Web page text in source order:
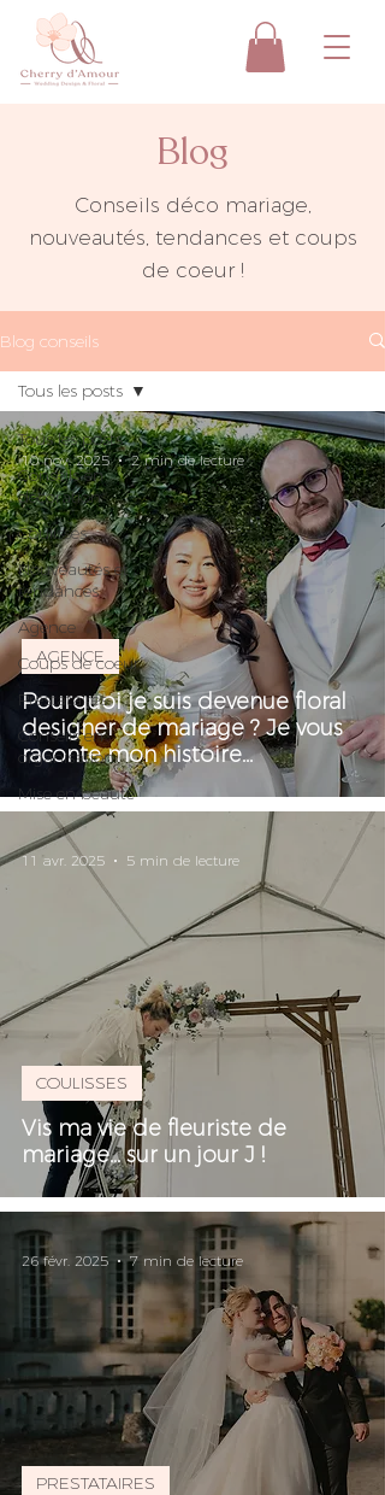
Blog
Conseils déco mariage,
nouveautés, tendances et coups
de coeur !
Blog conseils
Tous les posts
Conseils en
décoration
Coulisses
Nouveautés et
tendances
Agence
Coups de coeur
Prestataires
Conseils en
organisation
Mise en beauté
Tous les posts
Pourquoi je suis devenue floral
designer de mariage ? Je vous
raconte mon histoire...
AGENCE
10 nov. 2025 2 min de lecture
Vis ma vie de fleuriste de
mariage... sur un jour J !
COULISSES
11 avr. 2025 5 min de lecture
PRESTATAIRES
26 févr. 2025 7 min de lecture